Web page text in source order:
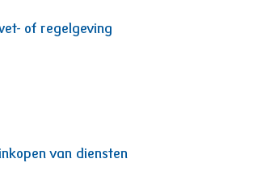
of regelgeving
van diensten